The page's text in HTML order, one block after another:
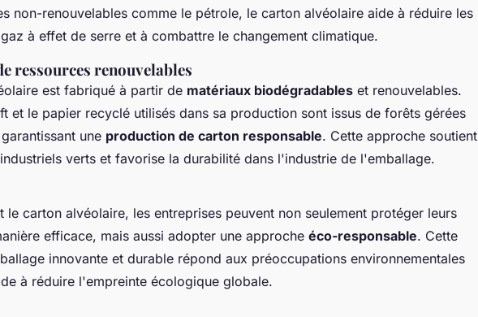
non-renouvelables comme le pétrole, le carton alvéolaire aide à réduire les
à effet de serre et à combattre le changement climatique.
ressources renouvelables
est fabriqué à partir de matériaux biodégradables et renouvelables.
et le papier recyclé utilisés dans sa production sont issus de forêts gérées
une production de carton responsable. Cette approche soutient
verts et favorise la durabilité dans l'industrie de l'emballage.
le carton alvéolaire, les entreprises peuvent non seulement protéger leurs
efficace, mais aussi adopter une approche éco-responsable. Cette
innovante et durable répond aux préoccupations environnementales
à réduire l'empreinte écologique globale.